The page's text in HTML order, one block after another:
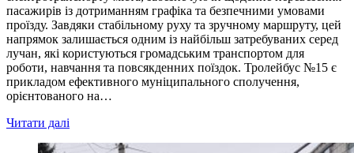
пасажирів із дотриманням графіка та безпечними умовами
проїзду. Завдяки стабільному руху та зручному маршруту, цей
напрямок залишається одним із найбільш затребуваних серед
лучан, які користуються громадським транспортом для
роботи, навчання та повсякденних поїздок. Тролейбус №15 є
прикладом ефективного муніципального сполучення,
орієнтованого на…
Читати далі